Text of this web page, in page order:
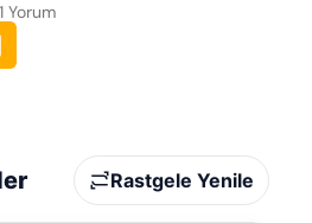
1 Yorum
Rastgele Yenile